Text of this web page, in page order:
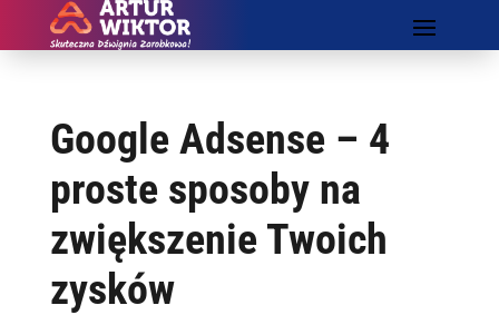
Google Adsense – 4
proste sposoby na
zwiększenie Twoich
zysków